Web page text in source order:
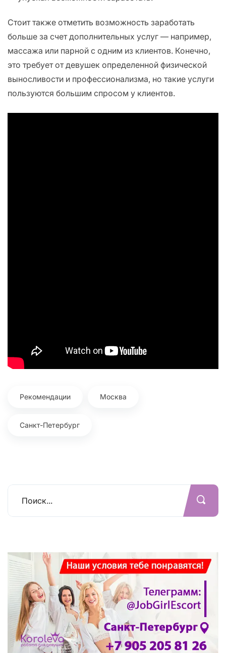
Стоит также отметить возможность заработать
больше за счет дополнительных услуг — например,
массажа или парной с одним из клиентов. Конечно,
это требует от девушек определенной физической
выносливости и профессионализма, но такие услуги
пользуются большим спросом у клиентов.
Рекомендации Москва
Санкт-Петербург